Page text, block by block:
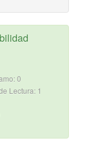
0
Lectura: 1